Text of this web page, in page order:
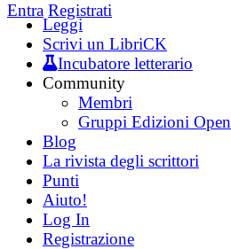
Entra Registrati
Leggi
Scrivi un LibriCK
Incubatore letterario
Community
Membri
Gruppi Edizioni Open
Blog
La rivista degli scrittori
Punti
Aiuto!
Log In
Registrazione